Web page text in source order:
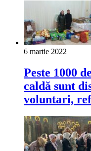
6 martie 2022
Peste 1000
caldă sunt
voluntari,